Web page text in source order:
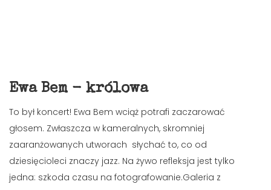
Ewa Bem - królowa
To był koncert! Ewa Bem wciąż potrafi zaczarować
głosem. Zwłaszcza w kameralnych, skromniej
zaaranżowanych utworach słychać to, co od
dziesięcioleci znaczy jazz. Na żywo refleksja jest tylko
jedna: szkoda czasu na fotografowanie.Galeria z